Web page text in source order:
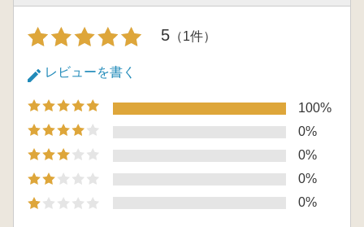
像……………………………………………………
長岡龍作(東北大学教授)
蔵王権現をめぐる諸問
題……………………………………藤岡 穰(大
礼堂・板敷・夢見―平安時代初期の仏堂と参詣
作法―…藤井恵介(東京大学教授)
5 （1件）
レビューを書く
100%
0%
0%
0%
0%